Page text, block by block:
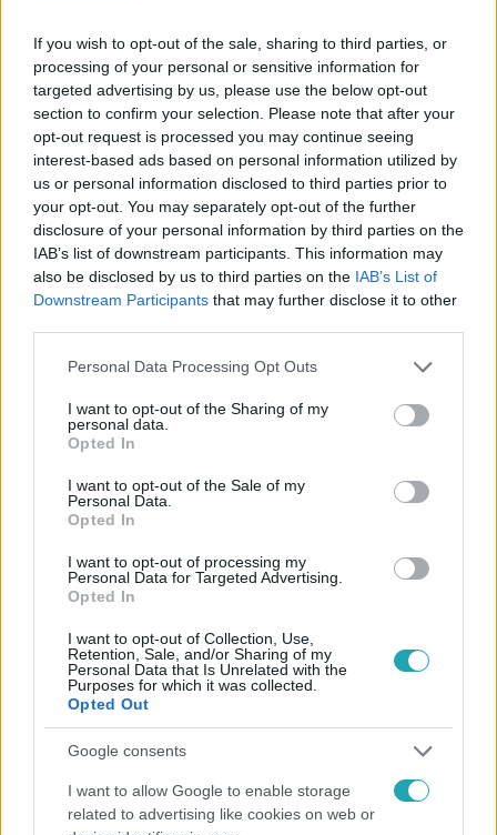
If you wish to opt-out of the sale, sharing to third parties, or
processing of your personal or sensitive information for
targeted advertising by us, please use the below opt-out
section to confirm your selection. Please note that after your
opt-out request is processed you may continue seeing
interest-based ads based on personal information utilized by
us or personal information disclosed to third parties prior to
your opt-out. You may separately opt-out of the further
disclosure of your personal information by third parties on the
IAB’s list of downstream participants. This information may
also be disclosed by us to third parties on the IAB’s List of
Downstream Participants that may further disclose it to other
Please note that this website/app uses one or more Google
not limited to your visit or usage behaviour. You may click to
grant or deny consent to Google and its third-party tags to
use your data for below specified purposes in below Google
consent section.
Personal Data Processing Opt Outs
I want to opt-out of the Sharing of my
personal data.
Opted In
I want to opt-out of the Sale of my
Personal Data.
Opted In
I want to opt-out of processing my
Personal Data for Targeted Advertising.
Opted In
I want to opt-out of Collection, Use,
Retention, Sale, and/or Sharing of my
Personal Data that Is Unrelated with the
Purposes for which it was collected.
Opted Out
Google consents
I want to allow Google to enable storage
related to advertising like cookies on web or
2023. január 2. 9:56
Előzetes: Tamás ráhajtana Dorothyra, aki a
nagyanyja lehetne, de nem az?
Tamás egyáltalán nem hallgat édesanyjára, aki teljesen ki
van akadva a fiánál jóval idősebb hölgy jelenléte miatt.
Drága örökösök – minden hétköznap 19:50-től az RTL-en.
0:59
Hotel Margaret
2022. április 8. 21:00
Hoppá! Tamás átverte a nyomozókat? – a
következő adásban
árulja el az igazságot arról, hogy valójában hol járt a Like
Díjátadó estéjén. Kövesd a Hotel Margaret epizódjait
minden hétköznap 22:50-kor az RTL Klubon!
0:30